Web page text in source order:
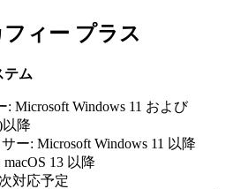
ィー プラス
テム
Microsoft Windows 11 および
以降
ー: Microsoft Windows 11 以降
13 以降
対応予定